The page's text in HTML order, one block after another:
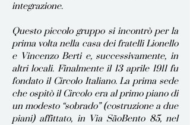
integrazione.
Questo piccolo gruppo si incontrò per la
prima volta nella casa dei fratelli Lionello
e Vincenzo Berti e, successivamente, in
altri locali. Finalmente il 13 aprile 1911 fu
fondato il Circolo Italiano. La prima sede
che ospitò il Circolo era al primo piano di
un modesto “sobrado” (costruzione a due
piani) affittato, in Via SãoBento 85, nel